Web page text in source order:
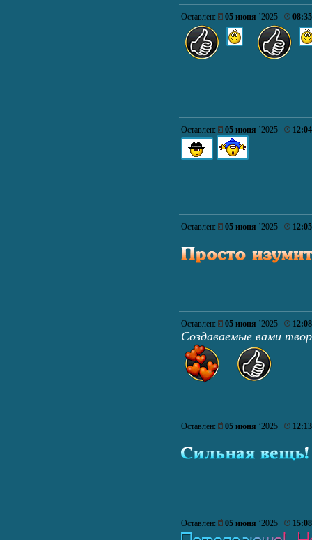
Оставлен: 05 июня ’2025 08:35
Оставлен: 05 июня ’2025 12:04
Оставлен: 05 июня ’2025 12:05
Оставлен: 05 июня ’2025 12:08
Создаваемые вами
Оставлен: 05 июня ’2025 12:13
Оставлен: 05 июня ’2025 15:08